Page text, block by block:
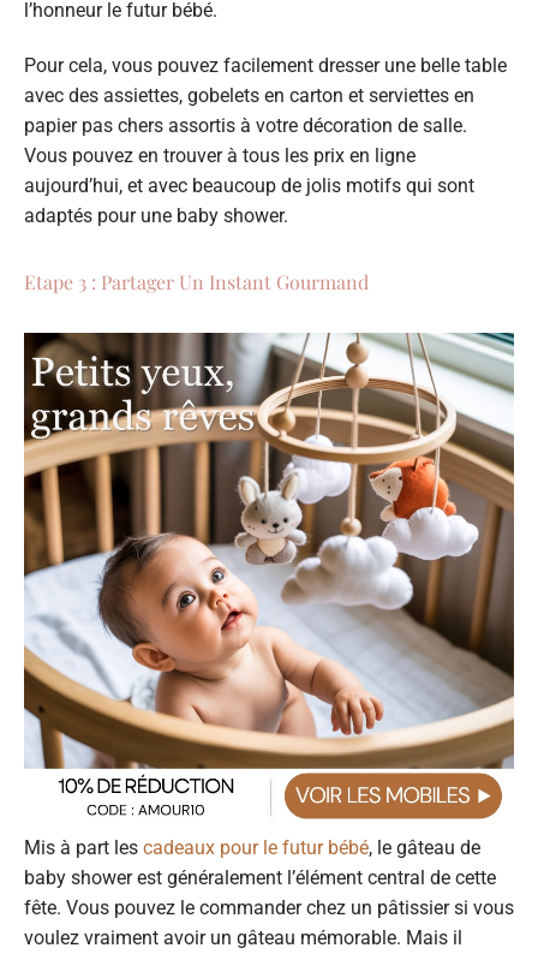
l’honneur le futur bébé.
Pour cela, vous pouvez facilement dresser une belle table
avec des assiettes, gobelets en carton et serviettes en
papier pas chers assortis à votre décoration de salle.
Vous pouvez en trouver à tous les prix en ligne
aujourd’hui, et avec beaucoup de jolis motifs qui sont
adaptés pour une baby shower.
Etape 3 : Partager Un Instant Gourmand
Mis à part les cadeaux pour le futur bébé, le gâteau de
baby shower est généralement l’élément central de cette
fête. Vous pouvez le commander chez un pâtissier si vous
voulez vraiment avoir un gâteau mémorable. Mais il